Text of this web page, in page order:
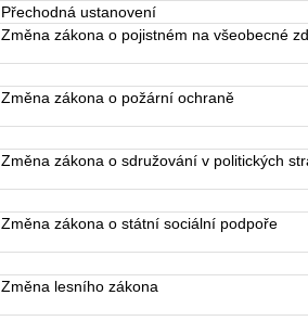
Přechodná ustanovení
Změna zákona o pojistném na všeobecné
Změna zákona o požární ochraně
Změna zákona o sdružování v politických
Změna zákona o státní sociální podpoře
Změna lesního zákona